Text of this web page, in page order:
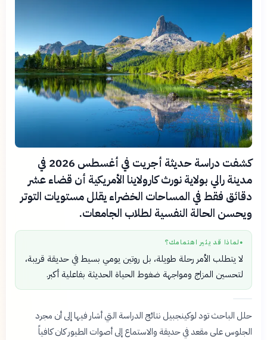
كشفت دراسة حديثة أجريت في أغسطس 2026 في
مدينة رالي بولاية نورث كارولاينا الأمريكية أن قضاء عشر
دقائق فقط في المساحات الخضراء يقلل مستويات التوتر
ويحسن الحالة النفسية لطلاب الجامعات.
● لماذا قد يثير اهتمامك؟
لا يتطلب الأمر رحلة طويلة، بل روتين يومي بسيط في حديقة قريبة،
لتحسين المزاج ومواجهة ضغوط الحياة الحديثة بفاعلية أكبر.
حلل الباحث تود لوكينجبيل نتائج الدراسة التي أشار فيها إلى أن مجرد
الجلوس على مقعد في حديقة والاستماع إلى أصوات الطيور كان كافياً